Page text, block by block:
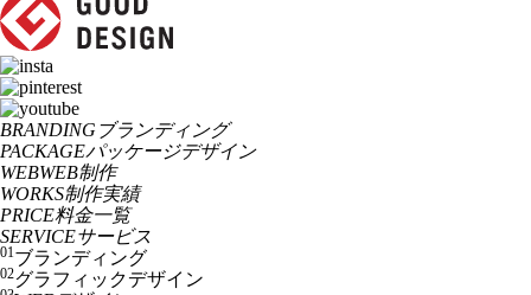
BRANDING ブランディング
PACKAGEパッケージデザイン
WEBWEB制作
WORKS制作実績
PRICE料金一覧
SERVICEサービス
01ブランディング
02グラフィックデザイン